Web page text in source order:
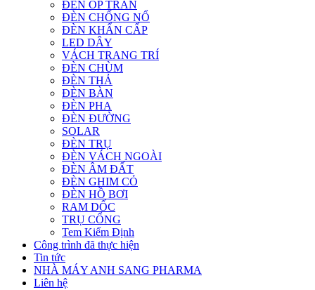
ĐÈN ỐP TRẦN
ĐÈN CHỐNG NỔ
ĐÈN KHẨN CẤP
LED DÂY
VÁCH TRANG TRÍ
ĐÈN CHÙM
ĐÈN THẢ
ĐÈN BÀN
ĐÈN PHA
ĐÈN ĐƯỜNG
SOLAR
ĐÈN TRỤ
ĐÈN VÁCH NGOÀI
ĐÈN ÂM ĐẤT
ĐÈN GHIM CỎ
ĐÈN HỒ BƠI
RAM DỐC
TRỤ CỔNG
Tem Kiểm Định
Công trình đã thực hiện
Tin tức
NHÀ MÁY ANH SANG PHARMA
Liên hệ